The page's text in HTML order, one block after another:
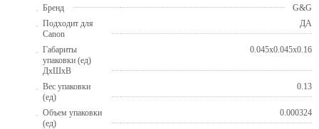
Бренд
G&G
Подходит для
Canon
ДА
Габариты
упаковки (ед)
ДхШхВ
0.045x0.045x0.16
Вес упаковки
(ед)
0.13
Объем упаковки
(ед)
0.000324